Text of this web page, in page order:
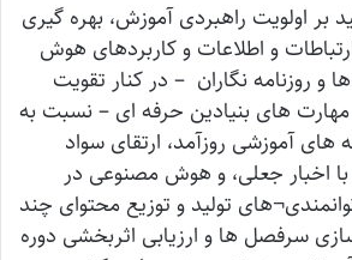
بر اولویت راهبردی آموزش، بهره گیری
و اطلاعات و کاربردهای هوش
و روزنامه نگاران – در کنار تقویت
های بنیادین حرفه ای – نسبت به
های آموزشی روزآمد، ارتقای سواد
با اخبار جعلی، و هوش مصنوعی در
تولید و توزیع محتوای چند
سرفصل ها و ارزیابی اثربخشی دوره